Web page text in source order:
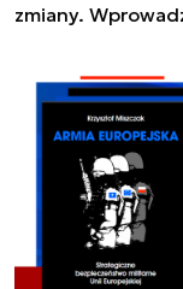
zmiany.